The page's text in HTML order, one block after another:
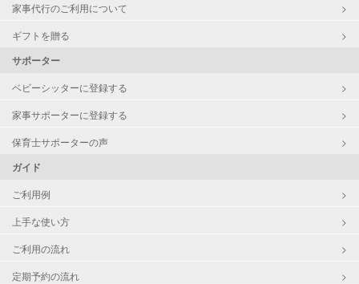
家事代行のご利用について
ギフトを贈る
サポーター
ベビーシッターに登録する
家事サポーターに登録する
保育士サポーターの声
ガイド
ご利用例
上手な使い方
ご利用の流れ
定期予約の流れ